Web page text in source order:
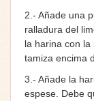
2.- Añade una
ralladura del
la harina con
tamiza encima
3.- Añade la
espese. Debe